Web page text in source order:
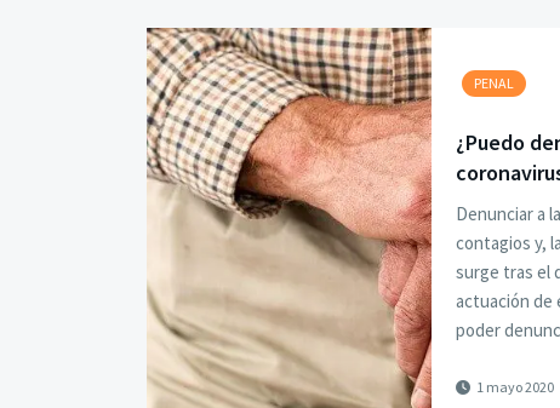
PENAL
¿Puedo
Denunciar a
contagios y,
surge tras el
actuación de
poder
1 mayo 2020